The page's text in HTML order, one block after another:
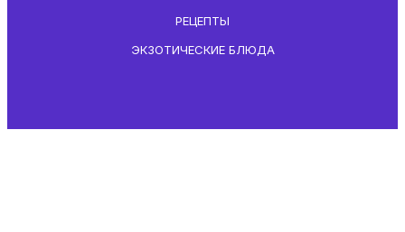
РЕЦЕПТЫ
ЭКЗОТИЧЕСКИЕ БЛЮДА